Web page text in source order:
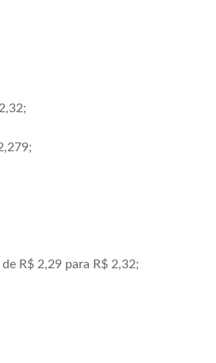
R$ 2,29 para R$ 2,32;